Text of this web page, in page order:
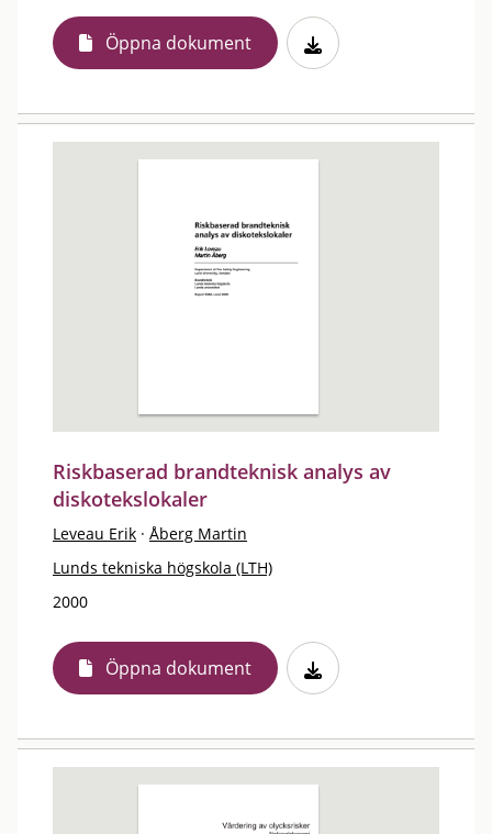
Öppna dokument
Riskbaserad brandteknisk analys av
diskotekslokaler
Leveau Erik · Åberg Martin
Lunds tekniska högskola (LTH)
2000
Öppna dokument